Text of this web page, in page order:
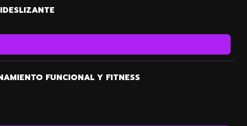
FUNCIONAL Y FITNESS